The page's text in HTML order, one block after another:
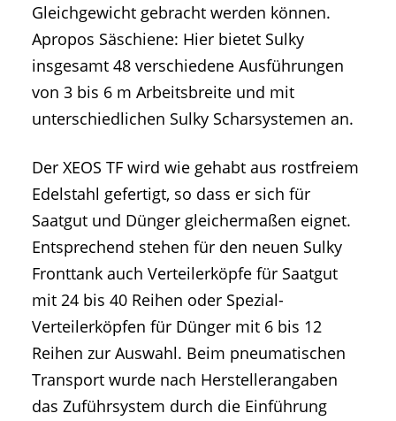
Gleichgewicht gebracht werden können.
Apropos Säschiene: Hier bietet Sulky
insgesamt 48 verschiedene Ausführungen
von 3 bis 6 m Arbeitsbreite und mit
unterschiedlichen Sulky Scharsystemen an.
Der XEOS TF wird wie gehabt aus rostfreiem
Edelstahl gefertigt, so dass er sich für
Saatgut und Dünger gleichermaßen eignet.
Entsprechend stehen für den neuen Sulky
Fronttank auch Verteilerköpfe für Saatgut
mit 24 bis 40 Reihen oder Spezial-
Verteilerköpfen für Dünger mit 6 bis 12
Reihen zur Auswahl. Beim pneumatischen
Transport wurde nach Herstellerangaben
das Zuführsystem durch die Einführung